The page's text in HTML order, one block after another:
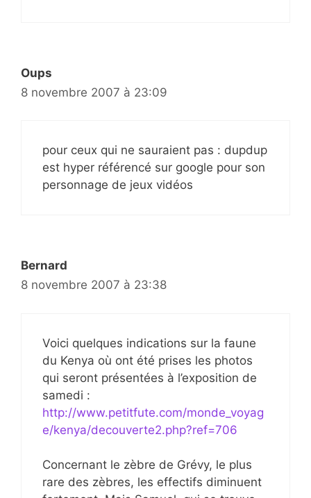
Oups
8 novembre 2007 à 23:09
pour ceux qui ne sauraient pas : dupdup
est hyper référencé sur google pour son
personnage de jeux vidéos
Bernard
8 novembre 2007 à 23:38
Voici quelques indications sur la faune
du Kenya où ont été prises les photos
qui seront présentées à l’exposition de
samedi :
http://www.petitfute.com/monde_voyag
e/kenya/decouverte2.php?ref=706
Concernant le zèbre de Grévy, le plus
rare des zèbres, les effectifs diminuent